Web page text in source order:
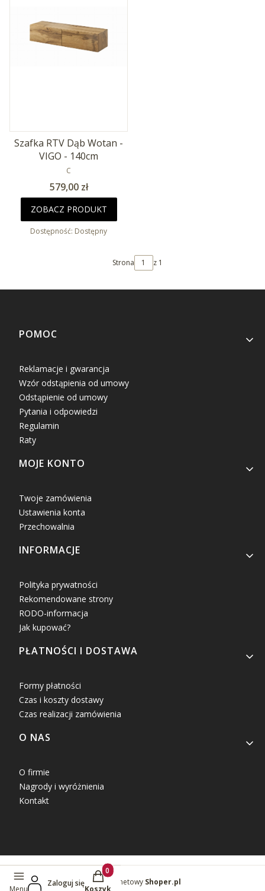
Szafka RTV Dąb Wotan -
VIGO - 140cm
PRODUCENT
C
Cena
579,00 zł
ZOBACZ PRODUKT
Dostępność: Dostępny
Strona z 1
Linki w stopce
POMOC
Reklamacje i gwarancja
Wzór odstąpienia od umowy
Odstąpienie od umowy
Pytania i odpowiedzi
Regulamin
Raty
MOJE KONTO
Twoje zamówienia
Ustawienia konta
Przechowalnia
INFORMACJE
Polityka prywatności
Rekomendowane strony
RODO-informacja
Jak kupować?
PŁATNOŚCI I DOSTAWA
Formy płatności
Czas i koszty dostawy
Czas realizacji zamówienia
O NAS
O firmie
Nagrody i wyróżnienia
Kontakt
Sklep internetowy Shoper.pl
Menu
Zaloguj się
Produkty w koszyku: 0. Zobacz szczegóły
Koszyk